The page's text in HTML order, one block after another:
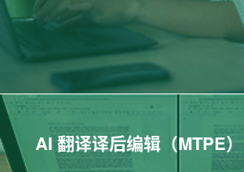
AI 翻译译后编辑（MTPE）